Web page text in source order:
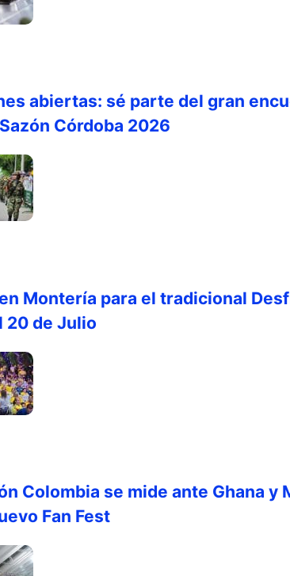
abiertas: sé parte del gran
Córdoba 2026
Montería para el tradicional
20 de Julio
Colombia se mide ante Ghana y
Fan Fest